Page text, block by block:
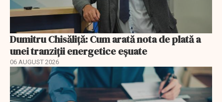
Dumitru Chisăliță: Cum arată nota de plată a
unei tranziții energetice eșuate
06 AUGUST 2026